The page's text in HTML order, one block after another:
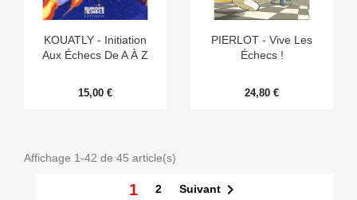
KOUATLY - Initiation
Aux Échecs De A À Z
15,00 €
PIERLOT - Vive Les
Échecs !
24,80 €
Affichage 1-42 de 45 article(s)
1 2 Suivant 